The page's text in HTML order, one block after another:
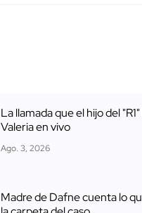
La llamada que el hijo del
Valeria en vivo
Ago. 3, 2026
Madre de Dafne cuenta lo